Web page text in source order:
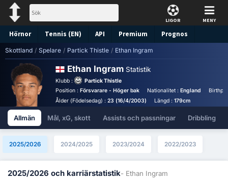
LIGOR MENY
Hörnor Tennis (EN) API Premium Prognos
Skottland / Spelare / Partick Thistle / Ethan Ingram
Ethan Ingram Statistik
Klubb :
Partick Thistle
Position : Försvarare - Höger bak Nationalitet :England
Ålder (Födelsedag) : 23 (16/4/2003) Längd :179cm
Allmän Mål, xG, skott Assists och passningar Dribbling
2025/2026 2024/2025 2023/2024 2022/2023
2025/2026 och karriärstatistik- Ethan Ingram